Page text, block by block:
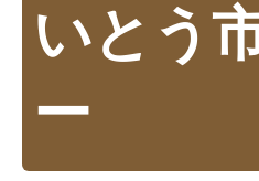
いとう
ー